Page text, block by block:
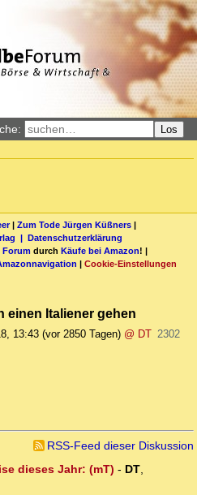
Los
| Zum Tode Jürgen Küßners |
| Datenschutzerklärung
Forum durch Käufe bei Amazon! |
| Cookie-Einstellungen
einen Italiener gehen
13:43 (vor 2850 Tagen) @ DT 2302
RSS-Feed dieser Diskussion
dieses Jahr: (mT) - DT,